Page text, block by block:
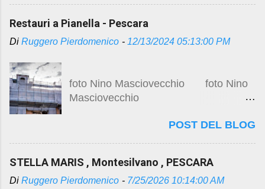
, sugli studi e progetti preliminari ,
immagini durante l’esecuzione dei
https://studio.ruggeropierdomenicodott
magistralearchitettura.design/2024/08/
https://studio.ruggeropierdomenicodott
magistralearchitettura.design/2024/12/r
estauri-pianella-pescara.html
Restauri a Pianella - Pescara
Di Ruggero Pierdomenico - 12/13/2024 05:13:00 PM
foto Nino Masciovecchio foto Nino
Masciovecchio
Veduta dall’alto del
Continuano i lavori di restauro del
palazzo de Caro Per gli studi e
POST DEL BLOG
STELLA MARIS , Montesilvano , PESCARA
Di Ruggero Pierdomenico - 7/25/2026 10:14:00 AM